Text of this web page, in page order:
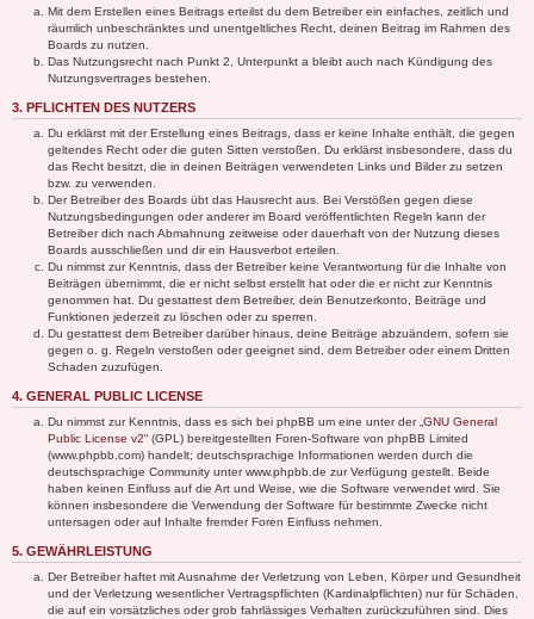
Mit dem Erstellen eines Beitrags erteilst du dem Betreiber ein einfaches, zeitlich und
räumlich unbeschränktes und unentgeltliches Recht, deinen Beitrag im Rahmen des
Boards zu nutzen.
Das Nutzungsrecht nach Punkt 2, Unterpunkt a bleibt auch nach Kündigung des
Nutzungsvertrages bestehen.
3. PFLICHTEN DES NUTZERS
Du erklärst mit der Erstellung eines Beitrags, dass er keine Inhalte enthält, die gegen
geltendes Recht oder die guten Sitten verstoßen. Du erklärst insbesondere, dass du
das Recht besitzt, die in deinen Beiträgen verwendeten Links und Bilder zu setzen
bzw. zu verwenden.
Der Betreiber des Boards übt das Hausrecht aus. Bei Verstößen gegen diese
Nutzungsbedingungen oder anderer im Board veröffentlichten Regeln kann der
Betreiber dich nach Abmahnung zeitweise oder dauerhaft von der Nutzung dieses
Boards ausschließen und dir ein Hausverbot erteilen.
Du nimmst zur Kenntnis, dass der Betreiber keine Verantwortung für die Inhalte von
Beiträgen übernimmt, die er nicht selbst erstellt hat oder die er nicht zur Kenntnis
genommen hat. Du gestattest dem Betreiber, dein Benutzerkonto, Beiträge und
Funktionen jederzeit zu löschen oder zu sperren.
Du gestattest dem Betreiber darüber hinaus, deine Beiträge abzuändern, sofern sie
gegen o. g. Regeln verstoßen oder geeignet sind, dem Betreiber oder einem Dritten
Schaden zuzufügen.
4. GENERAL PUBLIC LICENSE
Du nimmst zur Kenntnis, dass es sich bei phpBB um eine unter der „ GNU General
Public License v2“ (GPL) bereitgestellten Foren-Software von phpBB Limited
(www.phpbb.com) handelt; deutschsprachige Informationen werden durch die
deutschsprachige Community unter www.phpbb.de zur Verfügung gestellt. Beide
haben keinen Einfluss auf die Art und Weise, wie die Software verwendet wird. Sie
können insbesondere die Verwendung der Software für bestimmte Zwecke nicht
untersagen oder auf Inhalte fremder Foren Einfluss nehmen.
5. GEWÄHRLEISTUNG
Der Betreiber haftet mit Ausnahme der Verletzung von Leben, Körper und Gesundheit
und der Verletzung wesentlicher Vertragspflichten (Kardinalpflichten) nur für Schäden,
die auf ein vorsätzliches oder grob fahrlässiges Verhalten zurückzuführen sind. Dies